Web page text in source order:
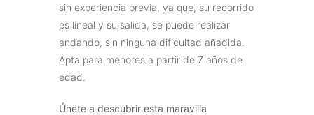
sin experiencia previa, ya que, su recorrido
es lineal y su salida, se puede realizar
andando, sin ninguna dificultad añadida.
Apta para menores a partir de 7 años de
edad.
Únete a descubrir esta maravilla